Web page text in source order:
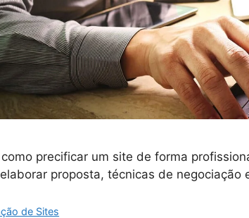
precificar um site de forma
proposta, técnicas de negociação
de Sites